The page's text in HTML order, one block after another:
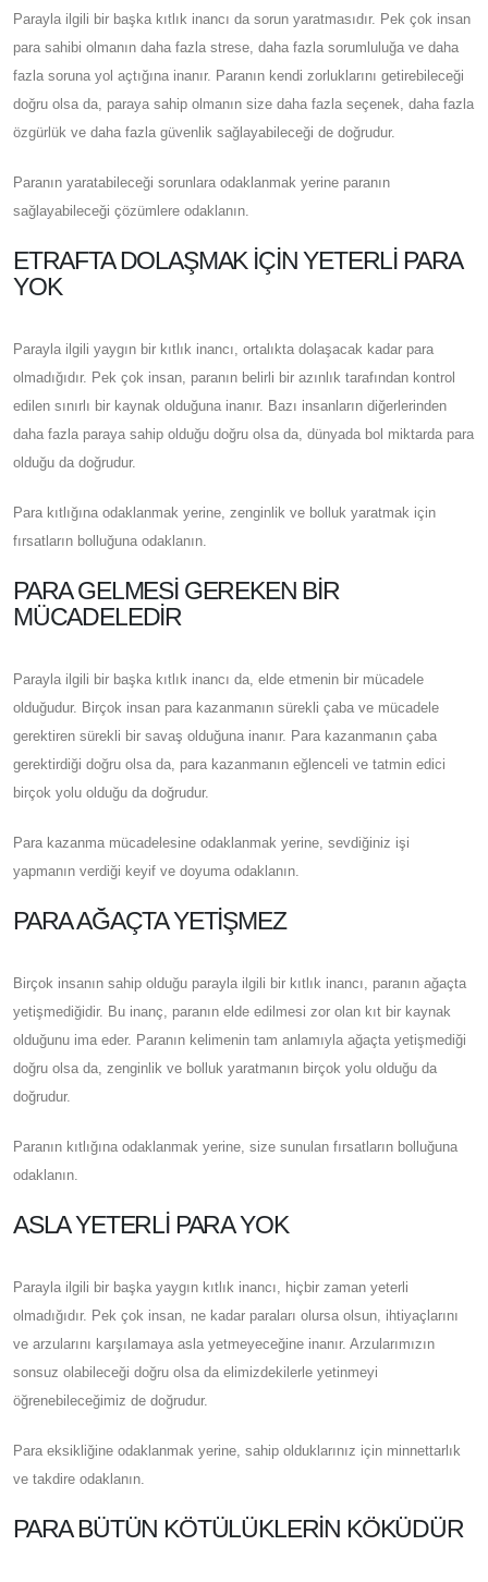
Parayla ilgili bir başka kıtlık inancı da sorun yaratmasıdır. Pek çok insan
para sahibi olmanın daha fazla strese, daha fazla sorumluluğa ve daha
fazla soruna yol açtığına inanır. Paranın kendi zorluklarını getirebileceği
doğru olsa da, paraya sahip olmanın size daha fazla seçenek, daha fazla
özgürlük ve daha fazla güvenlik sağlayabileceği de doğrudur.
Paranın yaratabileceği sorunlara odaklanmak yerine paranın
sağlayabileceği çözümlere odaklanın.
ETRAFTA DOLAŞMAK İÇIN YETERLI PARA
YOK
Parayla ilgili yaygın bir kıtlık inancı, ortalıkta dolaşacak kadar para
olmadığıdır. Pek çok insan, paranın belirli bir azınlık tarafından kontrol
edilen sınırlı bir kaynak olduğuna inanır. Bazı insanların diğerlerinden
daha fazla paraya sahip olduğu doğru olsa da, dünyada bol miktarda para
olduğu da doğrudur.
Para kıtlığına odaklanmak yerine, zenginlik ve bolluk yaratmak için
fırsatların bolluğuna odaklanın.
PARA GELMESI GEREKEN BIR
MÜCADELEDIR
Parayla ilgili bir başka kıtlık inancı da, elde etmenin bir mücadele
olduğudur. Birçok insan para kazanmanın sürekli çaba ve mücadele
gerektiren sürekli bir savaş olduğuna inanır. Para kazanmanın çaba
gerektirdiği doğru olsa da, para kazanmanın eğlenceli ve tatmin edici
birçok yolu olduğu da doğrudur.
Para kazanma mücadelesine odaklanmak yerine, sevdiğiniz işi
yapmanın verdiği keyif ve doyuma odaklanın.
PARA AĞAÇTA YETIŞMEZ
Birçok insanın sahip olduğu parayla ilgili bir kıtlık inancı, paranın ağaçta
yetişmediğidir. Bu inanç, paranın elde edilmesi zor olan kıt bir kaynak
olduğunu ima eder. Paranın kelimenin tam anlamıyla ağaçta yetişmediği
doğru olsa da, zenginlik ve bolluk yaratmanın birçok yolu olduğu da
doğrudur.
Paranın kıtlığına odaklanmak yerine, size sunulan fırsatların bolluğuna
odaklanın.
ASLA YETERLI PARA YOK
Parayla ilgili bir başka yaygın kıtlık inancı, hiçbir zaman yeterli
olmadığıdır. Pek çok insan, ne kadar paraları olursa olsun, ihtiyaçlarını
ve arzularını karşılamaya asla yetmeyeceğine inanır. Arzularımızın
sonsuz olabileceği doğru olsa da elimizdekilerle yetinmeyi
öğrenebileceğimiz de doğrudur.
Para eksikliğine odaklanmak yerine, sahip olduklarınız için minnettarlık
ve takdire odaklanın.
PARA BÜTÜN KÖTÜLÜKLERIN KÖKÜDÜR